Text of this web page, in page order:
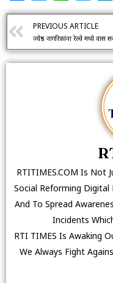
PREVIOUS ARTICLE
RTITIMES.COM Is Not
Social Reforming
And To Spread
Incidents
RTI TIMES Is Awaking
We Always Fight